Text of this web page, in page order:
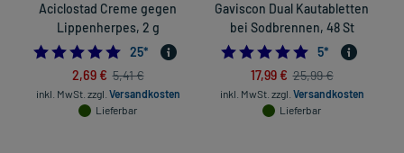
Aciclostad Creme gegen
Lippenherpes, 2 g
4.68
25*
2,69 € 5,41 €
inkl. MwSt. zzgl. Versandkosten
Lieferbar
Gaviscon Dual Kautabletten
bei Sodbrennen, 48 St
5.0
5*
17,99 € 25,99 €
inkl. MwSt. zzgl. Versandkosten
Lieferbar